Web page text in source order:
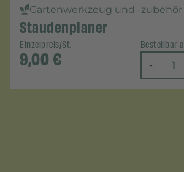
Gartenwerkzeug und -zubehör
Staudenplaner
Einzelpreis/St.
9,00€
Bestellbar
-